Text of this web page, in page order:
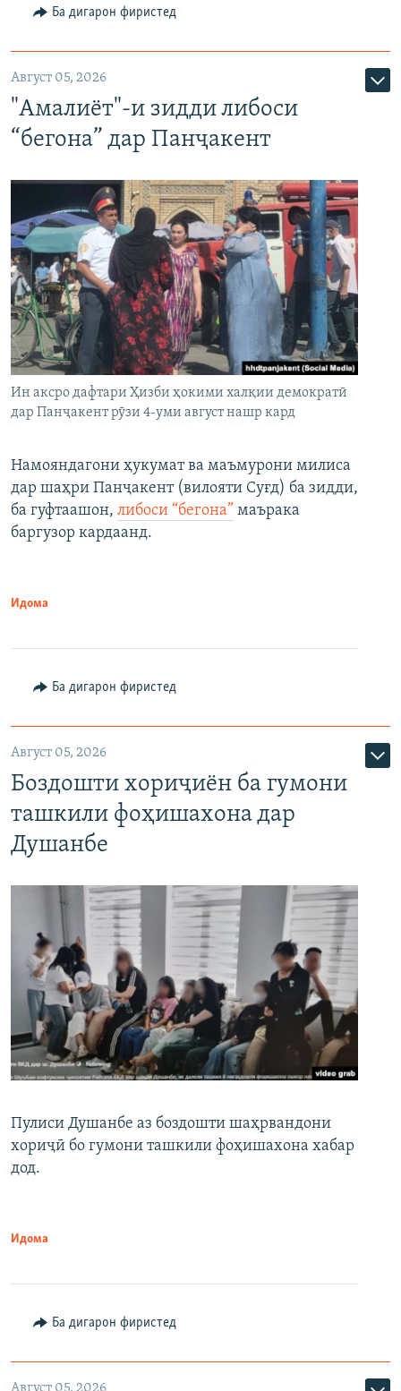
Ба дигарон фиристед
Август 05, 2026
"Амалиёт"-и зидди либоси
“бегона” дар Панҷакент
Ин аксро дафтари Ҳизби ҳокими халқии демократӣ
дар Панҷакент рӯзи 4-уми август нашр кард
Намояндагони ҳукумат ва маъмурони милиса
дар шаҳри Панҷакент (вилояти Суғд) ба зидди,
ба гуфтаашон, либоси “бегона” маърака
баргузор кардаанд.
Идома
Ба дигарон фиристед
Август 05, 2026
Боздошти хориҷиён ба гумони
ташкили фоҳишахона дар
Душанбе
Пулиси Душанбе аз боздошти шаҳрвандони
хориҷӣ бо гумони ташкили фоҳишахона хабар
дод.
Идома
Ба дигарон фиристед